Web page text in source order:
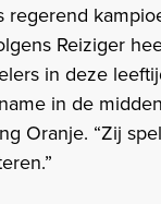
Reiziger
in deze
in de
Oranje. “Zij